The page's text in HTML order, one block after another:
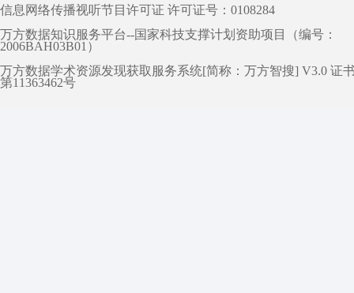
信息网络传播视听节目许可证 许可证号：0108284
万方数据知识服务平台--国家科技支撑计划资助项目（编号：
2006BAH03B01）
万方数据学术资源发现获取服务系统[简称：万方智搜] V3.0 证
第11363462号